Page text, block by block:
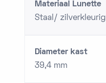
Materiaal Lunette
Staal/ zilverkleurig
Diameter kast
39,4 mm